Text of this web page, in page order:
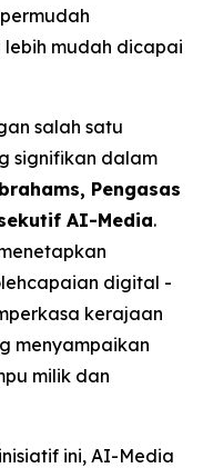
mudah dicapai
salah satu
signifikan dalam
Pengasas
AI-Media.
digital -
kerajaan
menyampaikan
milik dan
ini, AI-Media